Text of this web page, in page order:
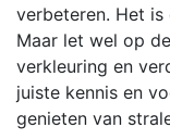
verbeteren. Het is
Maar let wel op
verkleuring en
juiste kennis en
genieten van